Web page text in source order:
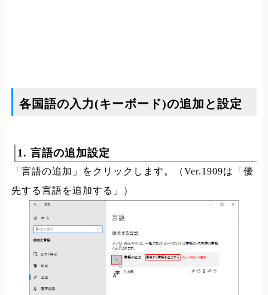
各国語の入力(キーボード)の追加と設定
1. 言語の追加設定
「言語の追加」をクリックします。（Ver.1909は「優
先する言語を追加する」）